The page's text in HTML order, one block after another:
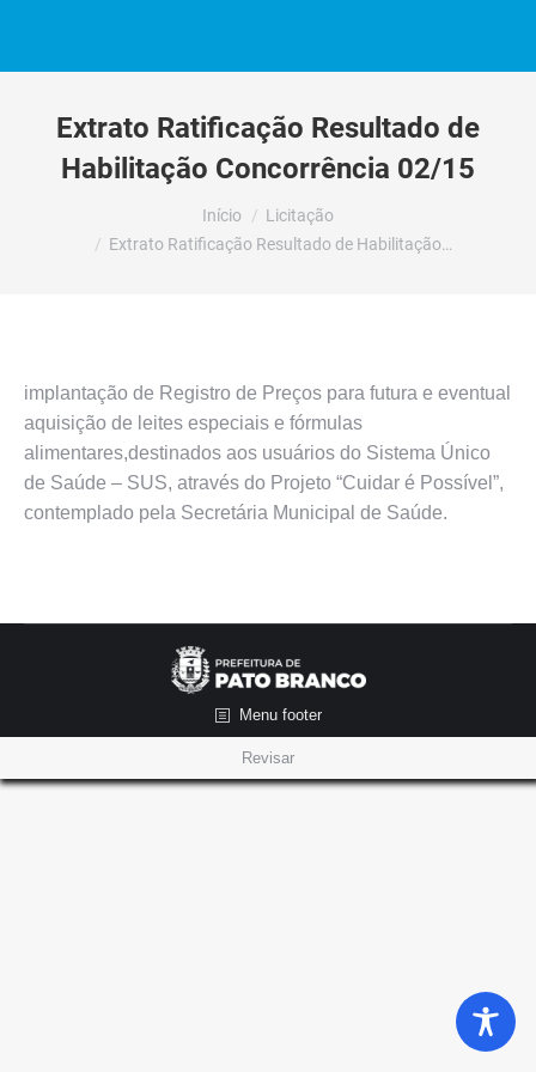
Extrato Ratificação Resultado de
Habilitação Concorrência 02/15
Início
Licitação
Extrato Ratificação Resultado de Habilitação…
implantação de Registro de Preços para futura e eventual
aquisição de leites especiais e fórmulas
alimentares,destinados aos usuários do Sistema Único
de Saúde – SUS, através do Projeto “Cuidar é Possível”,
contemplado pela Secretária Municipal de Saúde.
Menu footer
Revisar